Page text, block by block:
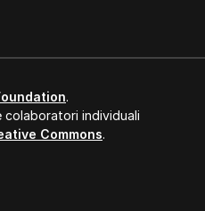
.
individuali
Commons.